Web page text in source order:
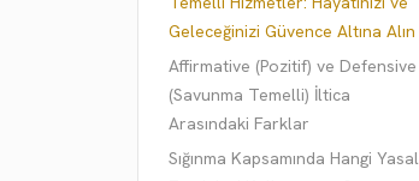
Geleceğinizi Güvence Altına Alın
Affirmative (Pozitif) ve Defensive
(Savunma Temelli) İltica
Arasındaki Farklar
Sığınma Kapsamında Hangi Yasal